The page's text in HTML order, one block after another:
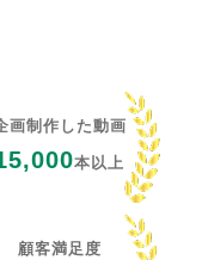
画制作した動画
本以上
顧客満足度